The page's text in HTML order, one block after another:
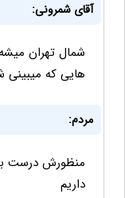
آقای شمرونی:
شمال تهران
هایی که میبینی
مردم:
منظورش درست
داریم